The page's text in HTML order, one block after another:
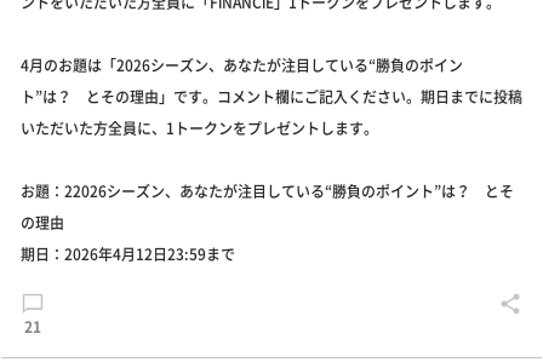
4月のお題は「2026シーズン、あなたが注目している“勝負のポイン
ト”は？ とその理由」です。コメント欄にご記入ください。期日までに投稿
いただいた方全員に、1トークンをプレゼントします。
お題：22026シーズン、あなたが注目している“勝負のポイント”は？ とそ
の理由
期日：2026年4月12日23:59まで
21